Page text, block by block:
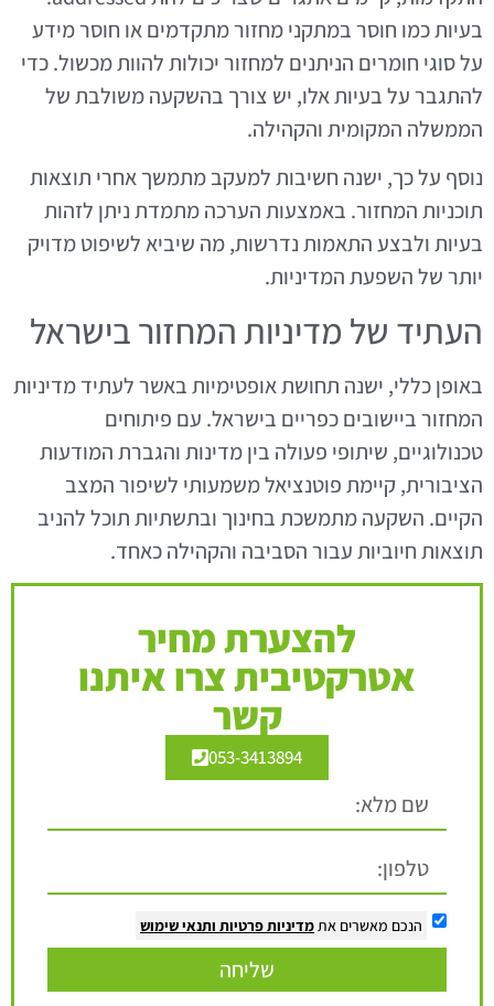
בעיות כמו חוסר במתקני מחזור מתקדמים או חוסר מידע
על סוגי חומרים הניתנים למחזור יכולות להוות מכשול. כדי
להתגבר על בעיות אלו, יש צורך בהשקעה משולבת של
הממשלה המקומית והקהילה.
נוסף על כך, ישנה חשיבות למעקב מתמשך אחרי תוצאות
תוכניות המחזור. באמצעות הערכה מתמדת ניתן לזהות
בעיות ולבצע התאמות נדרשות, מה שיביא לשיפוט מדויק
יותר של השפעת המדיניות.
העתיד של מדיניות המחזור בישראל
באופן כללי, ישנה תחושת אופטימיות באשר לעתיד מדיניות
המחזור ביישובים כפריים בישראל. עם פיתוחים
טכנולוגיים, שיתופי פעולה בין מדינות והגברת המודעות
הציבורית, קיימת פוטנציאל משמעותי לשיפור המצב
הקיים. השקעה מתמשכת בחינוך ובתשתיות תוכל להניב
תוצאות חיוביות עבור הסביבה והקהילה כאחד.
להצערת מחיר
אטרקטיבית צרו איתנו
קשר
053-3413894
הנכם מאשרים אתמדיניות פרטיות ותנאי שימוש
שליחה